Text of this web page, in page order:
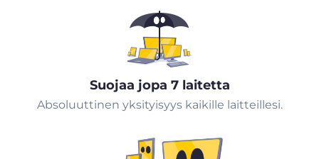
Suojaa jopa 7 laitetta
Absoluuttinen yksityisyys kaikille laitteillesi.